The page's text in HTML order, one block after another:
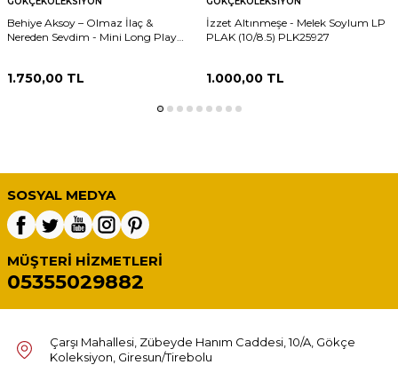
Behiye Aksoy – Olmaz İlaç &
Nereden Sevdim - Mini Long Play
1.750,00 TL
İzzet Altınmeşe - Melek Soylum LP
PLAK (10/8.5) PLK25927
1.000,00TL
SOSYAL MEDYA
MÜŞTERI HIZMETLERI
05355029882
Çarşı Mahallesi, Zübeyde Hanım Caddesi, 10/A, Gökçe
Koleksiyon, Giresun/Tirebolu